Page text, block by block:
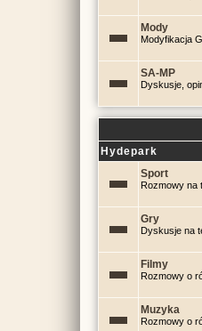
Mody
Modyfikacja
SA-MP
Dyskusje,
Hydepark
Sport
Rozmowy na
Gry
Dyskusje na
Filmy
Rozmowy o
Muzyka
Rozmowy o